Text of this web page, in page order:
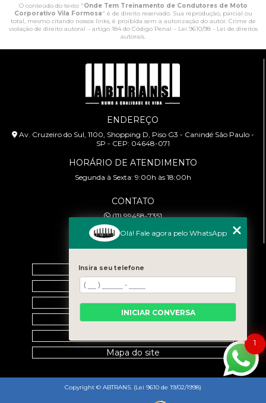
O conteúdo do texto "Onde Tem Treinamento de Condutores de Moto
Corporativo Vila Formosa" é de direito reservado. Sua reprodução, parcial ou
total, mesmo citando nossos links, é proibida sem a autorização do autor. Crime de
violação de direito autoral – artigo 184 do Código Penal – Lei 9610/98 - Lei de direitos
autorais.
ENDEREÇO
Av. Cruzeiro do Sul, 1100, Shopping D, Piso G3 - Canindé São Paulo -
SP - CEP: 04648-071
HORÁRIO DE ATENDIMENTO
Segunda à Sexta: 9:00h às 18:00h
CONTATO
(11) 99458-7351
cursoabtrans@gmail.com
Home
Empresa
Galeria
Contato
Mapa do site
Copyright © ABTRANS. (Lei 9610 de 19/02/1998)
1
Olá! Fale agora pelo WhatsApp
Insira seu telefone
INICIAR CONVERSA